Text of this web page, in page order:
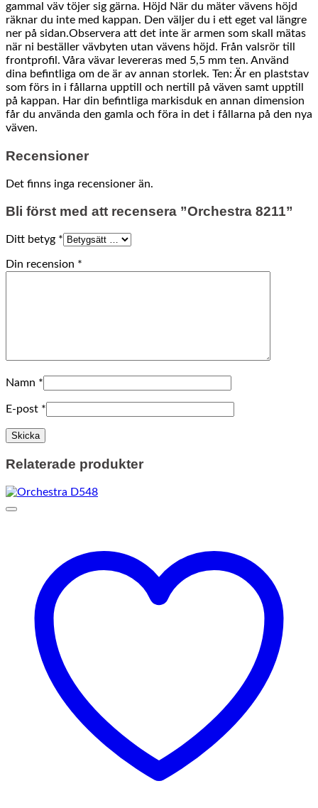
gammal väv töjer sig gärna. Höjd När du mäter vävens höjd
räknar du inte med kappan. Den väljer du i ett eget val längre
ner på sidan.Observera att det inte är armen som skall mätas
när ni beställer vävbyten utan vävens höjd. Från valsrör till
frontprofil. Våra vävar levereras med 5,5 mm ten. Använd
dina befintliga om de är av annan storlek. Ten: Är en plaststav
som förs in i fållarna upptill och nertill på väven samt upptill
på kappan. Har din befintliga markisduk en annan dimension
får du använda den gamla och föra in det i fållarna på den nya
väven.
Recensioner
Det finns inga recensioner än.
Bli först med att recensera ”Orchestra 8211”
Ditt betyg *
Din recension *
Namn *
E-post *
Relaterade produkter